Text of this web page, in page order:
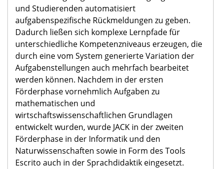
und Studierenden automatisiert
aufgabenspezifische Rückmeldungen zu geben.
Dadurch ließen sich komplexe Lernpfade für
unterschiedliche Kompetenzniveaus erzeugen, die
durch eine vom System generierte Variation der
Aufgabenstellungen auch mehrfach bearbeitet
werden können. Nachdem in der ersten
Förderphase vornehmlich Aufgaben zu
mathematischen und
wirtschaftswissenschaftlichen Grundlagen
entwickelt wurden, wurde JACK in der zweiten
Förderphase in der Informatik und den
Naturwissenschaften sowie in Form des Tools
Escrito auch in der Sprachdidaktik eingesetzt.